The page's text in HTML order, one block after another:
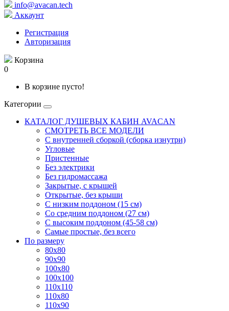
info@avacan.tech
Аккаунт
Регистрация
Авторизация
Корзина
0
В корзине пусто!
Категории
КАТАЛОГ ДУШЕВЫХ КАБИН AVACAN
СМОТРЕТЬ ВСЕ МОДЕЛИ
С внутренней сборкой (сборка изнутри)
Угловые
Пристенные
Без электрики
Без гидромассажа
Закрытые, с крышей
Открытые, без крыши
С низким поддоном (15 см)
Со средним поддоном (27 см)
С высоким поддоном (45-58 см)
Самые простые, без всего
По размеру
80x80
90x90
100x80
100x100
110x110
110x80
110x90